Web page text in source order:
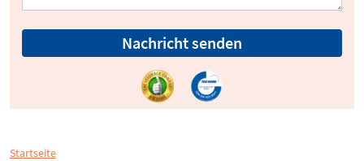
Startseite
Nachricht senden